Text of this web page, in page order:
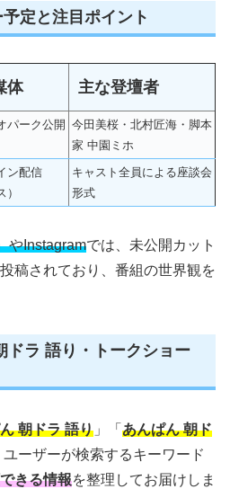
定と注目ポイント
体 主な登壇者
パーク公開
今田美桜・北村匠海・脚本
家 中園ミホ
ン配信
）
キャスト全員による座談会
形式
やInstagramでは、未公開カット
稿されており、番組の世界観を
ドラ 語り・トークショー
朝ドラ 語り 」「 あんぱん 朝ド
ユーザーが検索するキーワード
きる情報を整理してお届けしま